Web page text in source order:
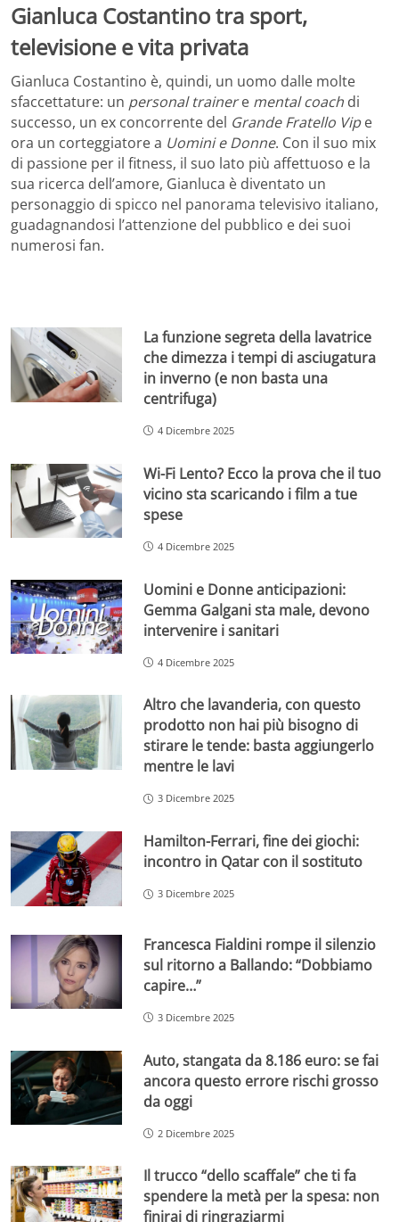
Gianluca Costantino tra sport,
televisione e vita privata
Gianluca Costantino è, quindi, un uomo dalle molte
sfaccettature: un personal trainere mental coach di
successo, un ex concorrente del Grande Fratello Vipe
ora un corteggiatore a Uomini e Donne. Con il suo mix
di passione per il fitness, il suo lato più affettuoso e la
sua ricerca dell’amore, Gianluca è diventato un
personaggio di spicco nel panorama televisivo italiano,
guadagnandosi l’attenzione del pubblico e dei suoi
numerosi fan.
La funzione segreta della lavatrice
che dimezza i tempi di asciugatura
in inverno (e non basta una
centrifuga)
4 Dicembre 2025
Wi-Fi Lento? Ecco la prova che il tuo
vicino sta scaricando i film a tue
spese
4 Dicembre 2025
Uomini e Donne anticipazioni:
Gemma Galgani sta male, devono
intervenire i sanitari
4 Dicembre 2025
Altro che lavanderia, con questo
prodotto non hai più bisogno di
stirare le tende: basta aggiungerlo
mentre le lavi
3 Dicembre 2025
Hamilton-Ferrari, fine dei giochi:
incontro in Qatar con il sostituto
3 Dicembre 2025
Francesca Fialdini rompe il silenzio
sul ritorno a Ballando: “Dobbiamo
capire…”
3 Dicembre 2025
Auto, stangata da 8.186 euro: se fai
ancora questo errore rischi grosso
da oggi
2 Dicembre 2025
Il trucco “dello scaffale” che ti fa
spendere la metà per la spesa: non
finirai di ringraziarmi